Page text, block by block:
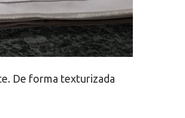
De forma texturizada